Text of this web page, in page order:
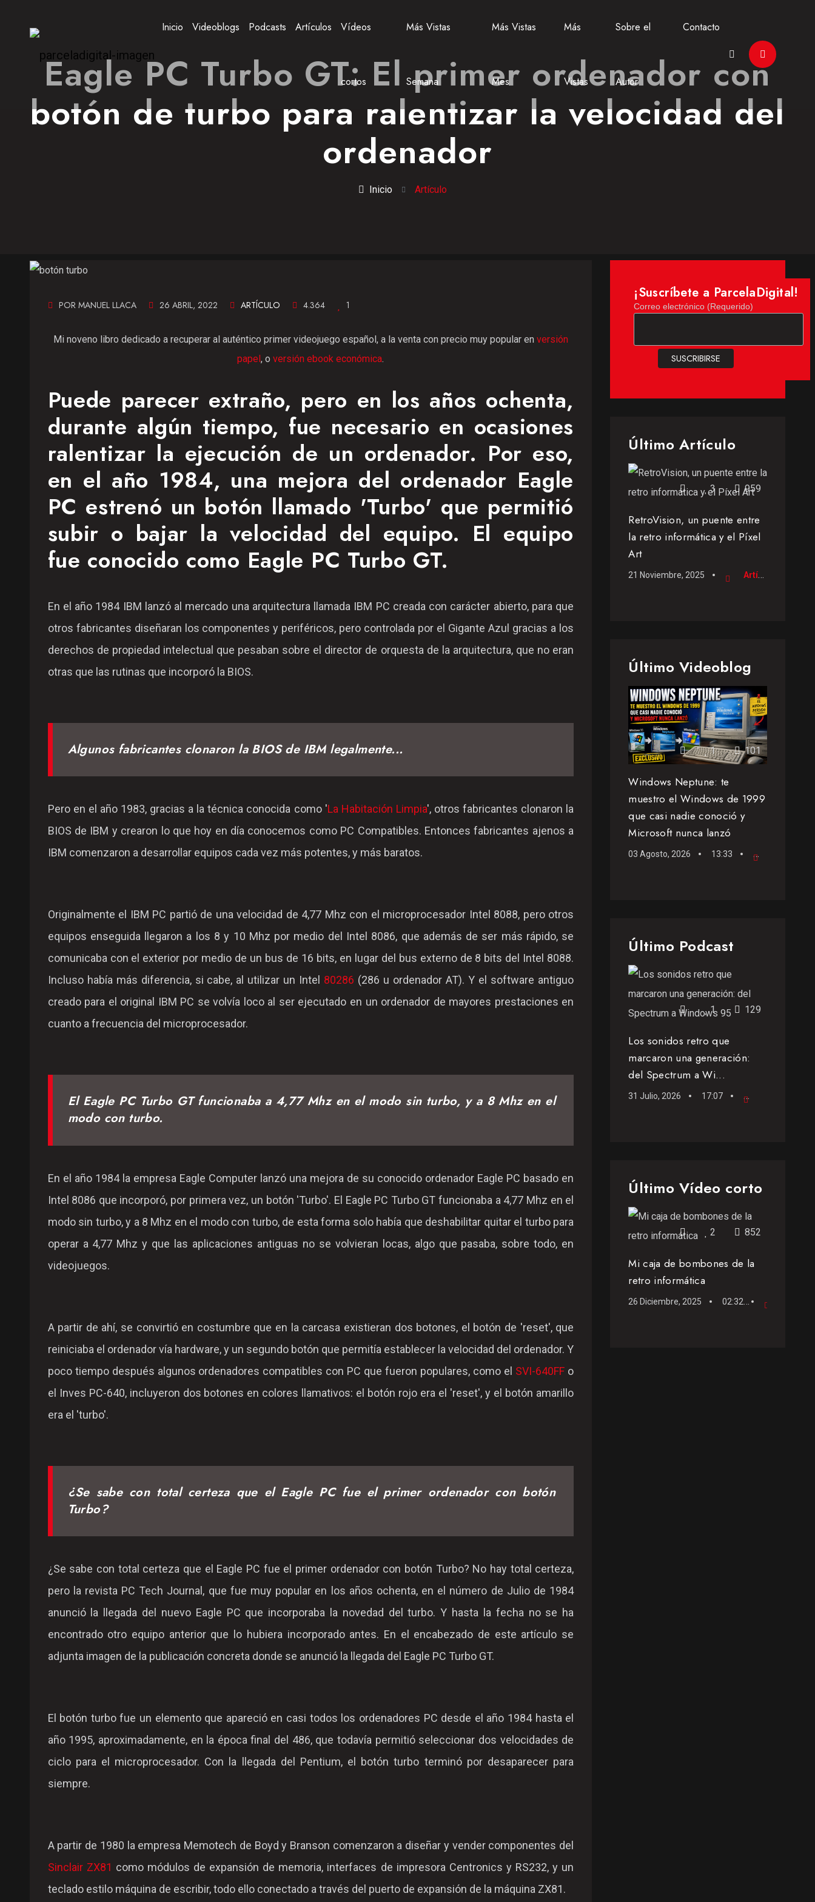
Inicio Videoblogs Podcasts Artículos Vídeos
cortos
Más Vistas
Semana
Más Vistas
Mes
Más
Vistas
Sobre el
Autor
Contacto
Eagle PC Turbo GT: El primer ordenador con
botón de turbo para ralentizar la velocidad del
ordenador
Inicio Artículo
POR MANUEL LLACA 26 ABRIL, 2022 ARTÍCULO 4.364 1
Mi noveno libro dedicado a recuperar al auténtico primer videojuego español, a la venta con precio muy popular en versión
papel, oversión ebook económica.
Puede parecer extraño, pero en los años ochenta,
durante algún tiempo, fue necesario en ocasiones
ralentizar la ejecución de un ordenador. Por eso,
en el año 1984, una mejora del ordenador Eagle
PC estrenó un botón llamado 'Turbo' que permitió
subir o bajar la velocidad del equipo. El equipo
fue conocido como Eagle PC Turbo GT.
En el año 1984 IBM lanzó al mercado una arquitectura llamada IBM PC creada con carácter abierto, para que
otros fabricantes diseñaran los componentes y periféricos, pero controlada por el Gigante Azul gracias a los
derechos de propiedad intelectual que pesaban sobre el director de orquesta de la arquitectura, que no eran
otras que las rutinas que incorporó la BIOS.
Algunos fabricantes clonaron la BIOS de IBM legalmente...
Pero en el año 1983, gracias a la técnica conocida como 'La Habitación Limpia', otros fabricantes clonaron la
BIOS de IBM y crearon lo que hoy en día conocemos como PC Compatibles. Entonces fabricantes ajenos a
IBM comenzaron a desarrollar equipos cada vez más potentes, y más baratos.
Originalmente el IBM PC partió de una velocidad de 4,77 Mhz con el microprocesador Intel 8088, pero otros
equipos enseguida llegaron a los 8 y 10 Mhz por medio del Intel 8086, que además de ser más rápido, se
comunicaba con el exterior por medio de un bus de 16 bits, en lugar del bus externo de 8 bits del Intel 8088.
Incluso había más diferencia, si cabe, al utilizar un Intel 80286 (286 u ordenador AT). Y el software antiguo
creado para el original IBM PC se volvía loco al ser ejecutado en un ordenador de mayores prestaciones en
cuanto a frecuencia del microprocesador.
El Eagle PC Turbo GT funcionaba a 4,77 Mhz en el modo sin turbo, y a 8 Mhz en el
modo con turbo.
En el año 1984 la empresa Eagle Computer lanzó una mejora de su conocido ordenador Eagle PC basado en
Intel 8086 que incorporó, por primera vez, un botón 'Turbo'. El Eagle PC Turbo GT funcionaba a 4,77 Mhz en el
modo sin turbo, y a 8 Mhz en el modo con turbo, de esta forma solo había que deshabilitar quitar el turbo para
operar a 4,77 Mhz y que las aplicaciones antiguas no se volvieran locas, algo que pasaba, sobre todo, en
videojuegos.
A partir de ahí, se convirtió en costumbre que en la carcasa existieran dos botones, el botón de 'reset', que
reiniciaba el ordenador vía hardware, y un segundo botón que permitía establecer la velocidad del ordenador. Y
poco tiempo después algunos ordenadores compatibles con PC que fueron populares, como el SVI-640FF o
el Inves PC-640, incluyeron dos botones en colores llamativos: el botón rojo era el 'reset', y el botón amarillo
era el 'turbo'.
¿Se sabe con total certeza que el Eagle PC fue el primer ordenador con botón
Turbo?
¿Se sabe con total certeza que el Eagle PC fue el primer ordenador con botón Turbo? No hay total certeza,
pero la revista PC Tech Journal, que fue muy popular en los años ochenta, en el número de Julio de 1984
anunció la llegada del nuevo Eagle PC que incorporaba la novedad del turbo. Y hasta la fecha no se ha
encontrado otro equipo anterior que lo hubiera incorporado antes. En el encabezado de este artículo se
adjunta imagen de la publicación concreta donde se anunció la llegada del Eagle PC Turbo GT.
El botón turbo fue un elemento que apareció en casi todos los ordenadores PC desde el año 1984 hasta el
año 1995, aproximadamente, en la época final del 486, que todavía permitió seleccionar dos velocidades de
ciclo para el microprocesador. Con la llegada del Pentium, el botón turbo terminó por desaparecer para
siempre.
A partir de 1980 la empresa Memotech de Boyd y Branson comenzaron a diseñar y vender componentes del
Sinclair ZX81 como módulos de expansión de memoria, interfaces de impresora Centronics y RS232, y un
teclado estilo máquina de escribir, todo ello conectado a través del puerto de expansión de la máquina ZX81.
¡Suscríbete a ParcelaDigital!
Correo electrónico (Requerido)
Último Artículo
3 959
RetroVision, un puente entre
la retro informática y el Píxel
Art
21 Noviembre, 2025 Artículo
Último Videoblog
1 101
Windows Neptune: te
muestro el Windows de 1999
que casi nadie conoció y
Microsoft nunca lanzó
03 Agosto, 2026 13:33
Último Podcast
1 129
Los sonidos retro que
marcaron una generación:
del Spectrum a Wi...
31 Julio, 2026 17:07
Último Vídeo corto
2 852
Mi caja de bombones de la
retro informática
26 Diciembre, 2025 02:32